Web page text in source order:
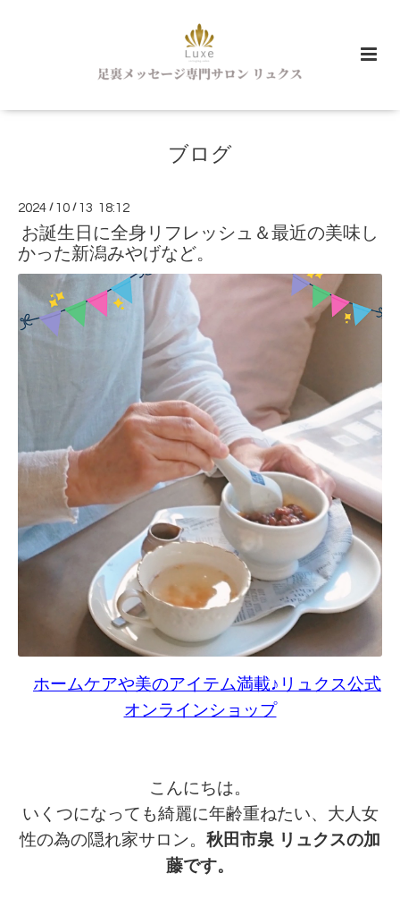
ブログ
2024 / 10 / 13 18:12
お誕生日に全身リフレッシュ＆最近の美味し
かった新潟みやげなど。
ホームケアや美のアイテム満載♪リュクス公式
オンラインショップ
こんにちは。
いくつになっても綺麗に年齢重ねたい、 大人女
性の為の隠れ家サロン。 秋田市泉 リュクスの加
藤です。